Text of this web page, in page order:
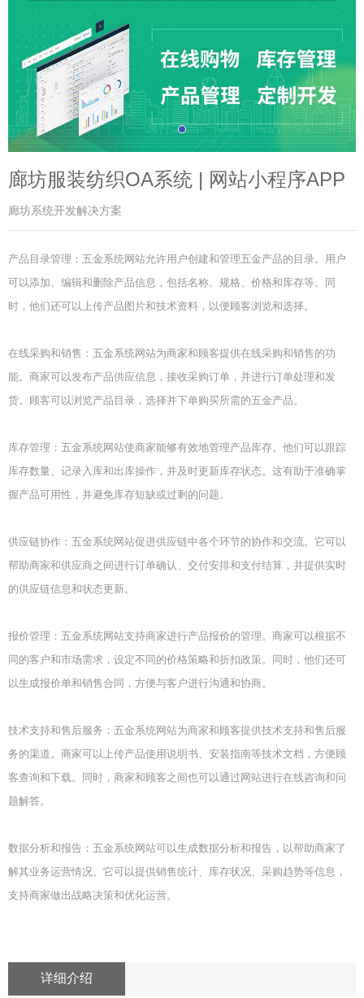
廊坊服装纺织OA系统 | 网站小程序APP
廊坊系统开发解决方案
产品目录管理：五金系统网站允许用户创建和管理五金产品的目录。用户
可以添加、编辑和删除产品信息，包括名称、规格、价格和库存等。同
时，他们还可以上传产品图片和技术资料，以便顾客浏览和选择。
在线采购和销售：五金系统网站为商家和顾客提供在线采购和销售的功
能。商家可以发布产品供应信息，接收采购订单，并进行订单处理和发
货。顾客可以浏览产品目录，选择并下单购买所需的五金产品。
库存管理：五金系统网站使商家能够有效地管理产品库存。他们可以跟踪
库存数量、记录入库和出库操作，并及时更新库存状态。这有助于准确掌
握产品可用性，并避免库存短缺或过剩的问题。
供应链协作：五金系统网站促进供应链中各个环节的协作和交流。它可以
帮助商家和供应商之间进行订单确认、交付安排和支付结算，并提供实时
的供应链信息和状态更新。
报价管理：五金系统网站支持商家进行产品报价的管理。商家可以根据不
同的客户和市场需求，设定不同的价格策略和折扣政策。同时，他们还可
以生成报价单和销售合同，方便与客户进行沟通和协商。
技术支持和售后服务：五金系统网站为商家和顾客提供技术支持和售后服
务的渠道。商家可以上传产品使用说明书、安装指南等技术文档，方便顾
客查询和下载。同时，商家和顾客之间也可以通过网站进行在线咨询和问
题解答。
数据分析和报告：五金系统网站可以生成数据分析和报告，以帮助商家了
解其业务运营情况。它可以提供销售统计、库存状况、采购趋势等信息，
支持商家做出战略决策和优化运营。
详细介绍